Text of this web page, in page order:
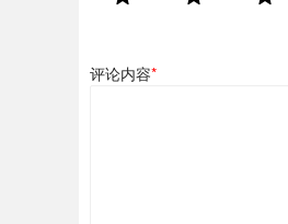
评论内容*